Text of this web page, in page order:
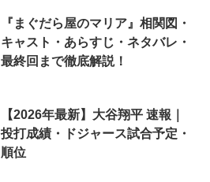
『まぐだら屋のマリア』相関図・
キャスト・あらすじ・ネタバレ・
最終回まで徹底解説！
【2026年最新】大谷翔平 速報｜
投打成績・ドジャース試合予定・
順位